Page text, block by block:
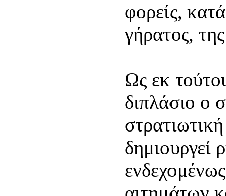
φορείς,
γήρατος,
Ως εκ
διπλάσιο ο
δημιουργεί